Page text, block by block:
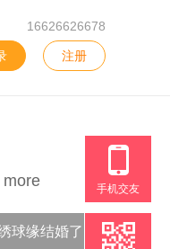
16626626678
注册
more
球缘结婚了
手机交友